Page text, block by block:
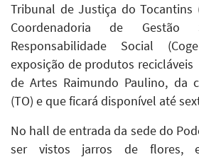
Tribunal de Justiça do Tocantins
Coordenadoria de Gestão
Responsabilidade Social
exposição de produtos recicláveis
de Artes Raimundo Paulino, da
(TO) e que ficará disponível até
No hall de entrada da sede do
ser vistos jarros de flores,